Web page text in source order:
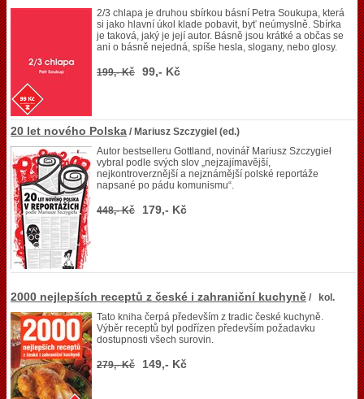
2/3 chlapa je druhou sbírkou básní Petra Soukupa, která
si jako hlavní úkol klade pobavit, byť neúmyslně. Sbírka
je taková, jaký je její autor. Básně jsou krátké a občas se
ani o básně nejedná, spíše hesla, slogany, nebo glosy.
199,- Kč 99,- Kč
20 let nového Polska / Mariusz Szczygiel (ed.)
Autor bestselleru Gottland, novinář Mariusz Szczygieł
vybral podle svých slov „nejzajímavější,
nejkontroverznější a nejznámější polské reportáže
napsané po pádu komunismu“.
448,- Kč 179,- Kč
2000 nejlepších receptů z české i zahraniční kuchyně / kol.
Tato kniha čerpá především z tradic české kuchyně.
Výběr receptů byl podřízen především požadavku
dostupnosti všech surovin.
279,- Kč 149,- Kč